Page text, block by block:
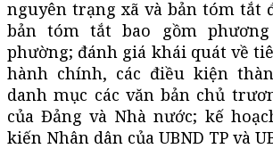
nguyên trạng xã và bản tóm tắt
bản tóm tắt bao gồm
phường; đánh giá khái quát về
hành chính, các điều kiện
danh mục các văn bản chủ
của Đảng và Nhà nước; kế
kiến Nhân dân của UBND TP và